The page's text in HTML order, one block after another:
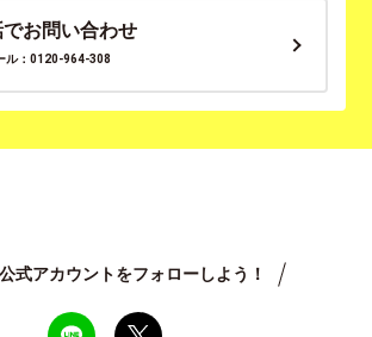
お問い合わせ
ル：0120-964-308
式アカウントをフォローしよう！